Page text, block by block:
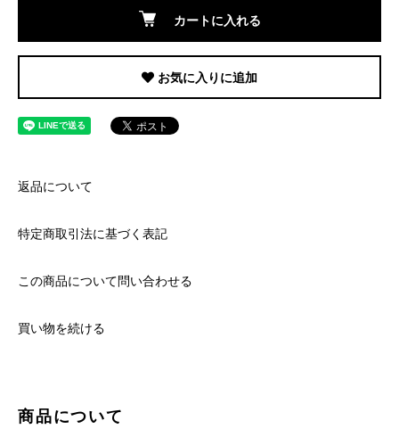
カートに入れる
お気に入りに追加
返品について
特定商取引法に基づく表記
この商品について問い合わせる
買い物を続ける
商品について